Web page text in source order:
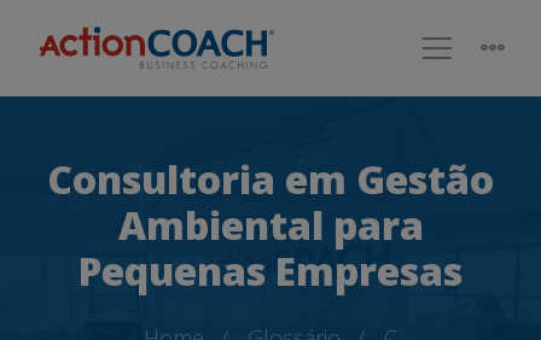
Consultoria em Gestão
Ambiental para
Pequenas Empresas